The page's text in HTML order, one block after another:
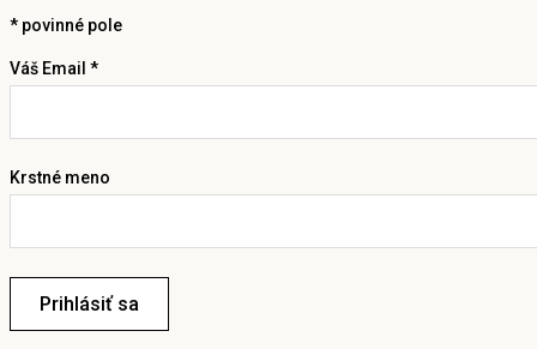
* povinné pole
Váš Email *
Krstné meno
Prihlásiť sa